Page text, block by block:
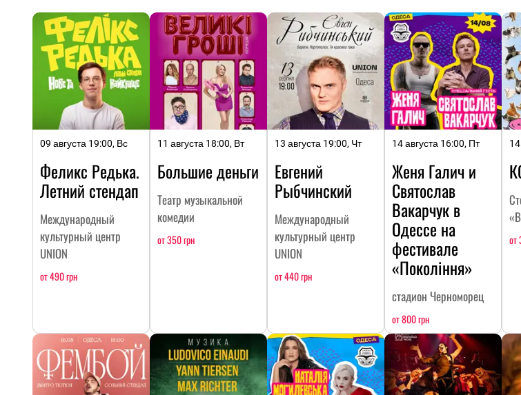
09 августа 19:00, Вс
Феликс Редька.
Летний стендап
Международный
культурный центр
UNION
от 490 грн
11 августа 18:00, Вт
Большие деньги
Театр музыкальной
комедии
от 350 грн
13 августа 19:00, Чт
Евгений
Рыбчинский
Международный
культурный центр
UNION
от 440 грн
14 августа 16:00, Пт
Женя Галич и
Святослав
Вакарчук в
Одессе на
фестивале
«Покоління»
стадион Черноморец
от 800 грн
от